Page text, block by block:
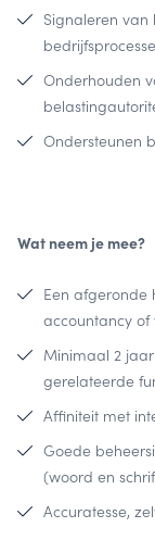
Signaleren van
Onderhouden
Ondersteunen
Wat neem je mee?
Een afgeronde
accountancy
Minimaal 2
gerelateerde
Affiniteit met
Goede
(woord en
Accuratesse,